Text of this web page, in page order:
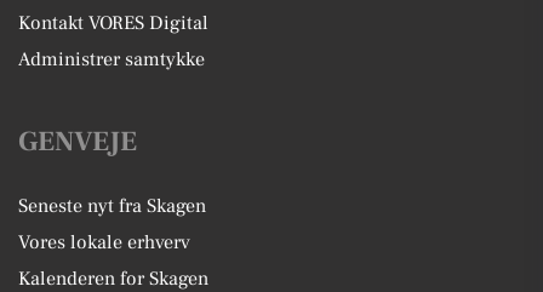
Kontakt VORES Digital
Administrer samtykke
GENVEJE
Seneste nyt fra Skagen
Vores lokale erhverv
Kalenderen for Skagen